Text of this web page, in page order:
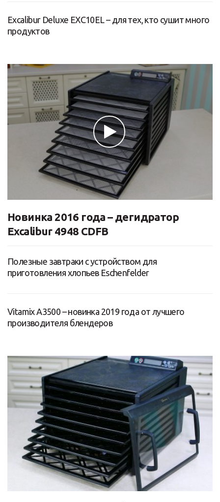
Excalibur Deluxe EXC10EL – для тех, кто сушит много
продуктов
Новинка 2016 года – дегидратор
Excalibur 4948 CDFB
Полезные завтраки с устройством для
приготовления хлопьев Eschenfelder
Vitamix A3500 – новинка 2019 года от лучшего
производителя блендеров